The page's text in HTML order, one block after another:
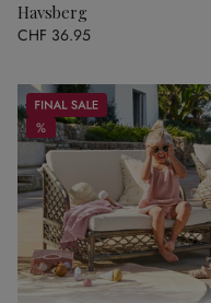
Havsberg
CHF 36.95
Sale
%
%